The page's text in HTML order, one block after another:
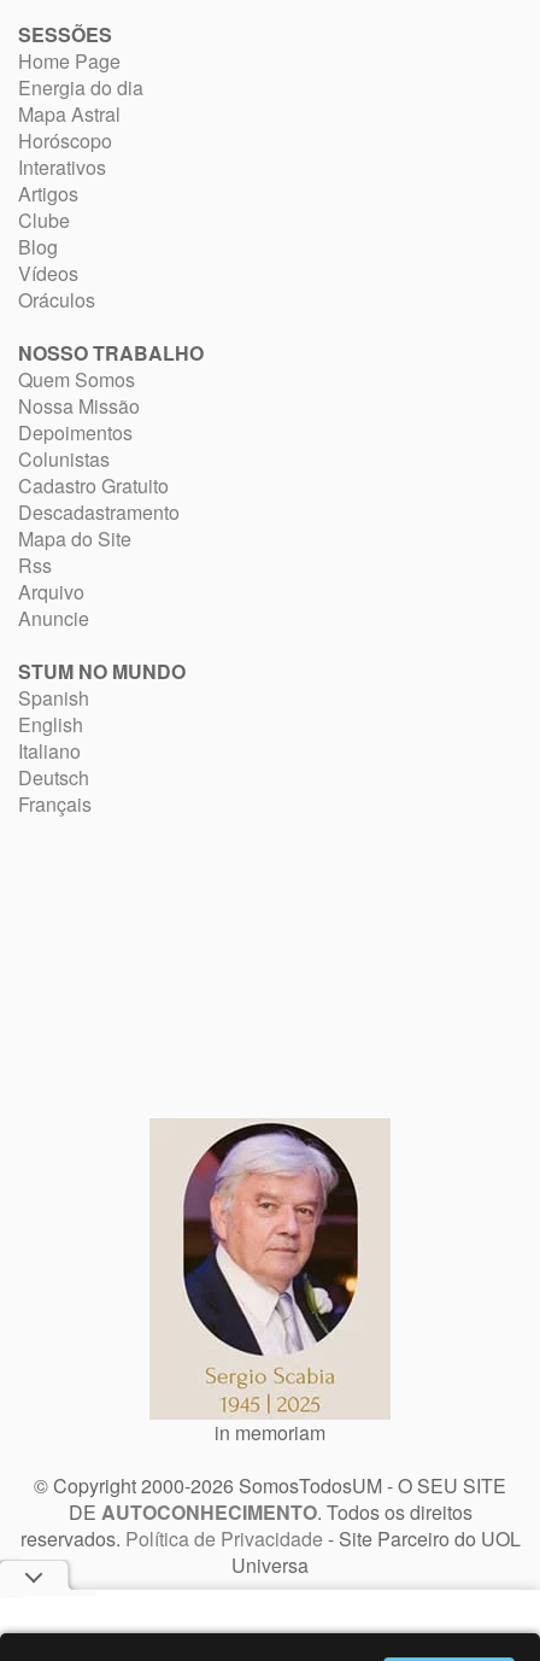
SESSÕES
Home Page
Energia do dia
Mapa Astral
Horóscopo
Interativos
Artigos
Clube
Blog
Vídeos
Oráculos
NOSSO TRABALHO
Quem Somos
Nossa Missão
Depoimentos
Colunistas
Cadastro Gratuito
Descadastramento
Mapa do Site
Rss
Arquivo
Anuncie
STUM NO MUNDO
Spanish
English
Italiano
Deutsch
Français
in memoriam
© Copyright 2000-2026 SomosTodosUM - O SEU SITE
DE AUTOCONHECIMENTO. Todos os direitos
reservados. Política de Privacidade - Site Parceiro do UOL
Universa